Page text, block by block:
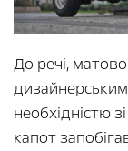
До речі,
необхідністю
капот